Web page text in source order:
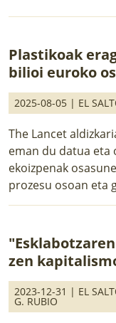
Plastikoak
bilioi euroko
2025-08-05 | EL
The Lancet
eman du datua eta
ekoizpenak
prozesu osoan eta
zen
2023-12-31 | EL
G. RUBIO